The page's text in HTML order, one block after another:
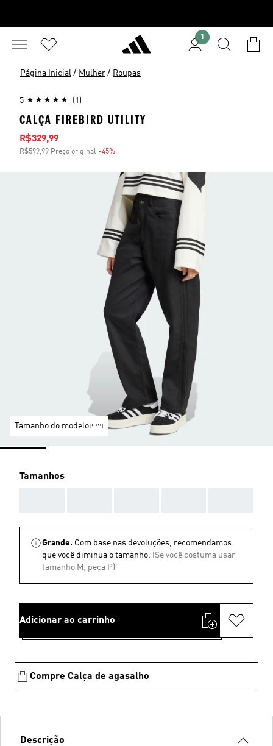
1
Página Inicial / Mulher / Roupas
5 (1)
CALÇA FIREBIRD UTILITY
Preço com desconto
R$329,99
R$599,99 Preço original -45%
Tamanho do modelo
Tamanhos
Grande. Com base nas devoluções, recomendamos
que você diminua o tamanho. (Se você costuma usar
tamanho M, peça P)
Adicionar ao carrinho
Compre Calça de agasalho
Descrição